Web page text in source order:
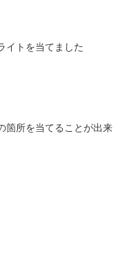
イトを当てました
箇所を当てることが出来